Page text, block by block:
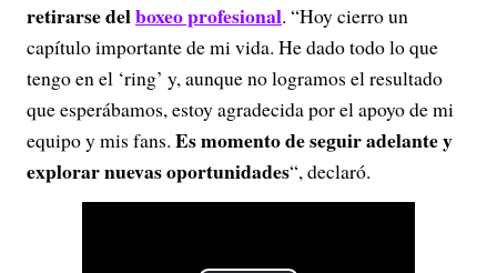
retirarse delboxeo profesional. “Hoy cierro un
capítulo importante de mi vida. He dado todo lo que
tengo en el ‘ring’ y, aunque no logramos el resultado
que esperábamos, estoy agradecida por el apoyo de mi
equipo y mis fans. Es momento de seguir adelante y
explorar nuevas oportunidades“, declaró.